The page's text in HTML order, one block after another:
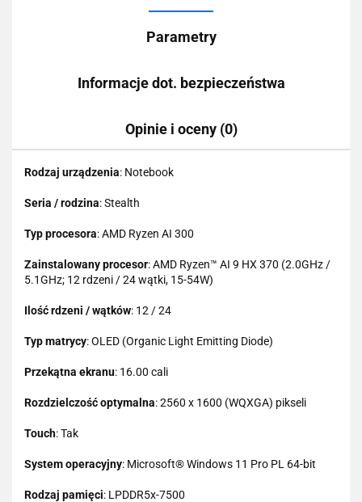
Parametry
Informacje dot. bezpieczeństwa
Opinie i oceny (0)
Rodzaj urządzenia: Notebook
Seria / rodzina: Stealth
Typ procesora: AMD Ryzen AI 300
Zainstalowany procesor: AMD Ryzen™ AI 9 HX 370 (2.0GHz /
5.1GHz; 12 rdzeni / 24 wątki, 15-54W)
Ilość rdzeni / wątków: 12 / 24
Typ matrycy: OLED (Organic Light Emitting Diode)
Przekątna ekranu: 16.00 cali
Rozdzielczość optymalna: 2560 x 1600 (WQXGA) pikseli
Touch: Tak
System operacyjny: Microsoft® Windows 11 Pro PL 64-bit
Rodzaj pamięci: LPDDR5x-7500